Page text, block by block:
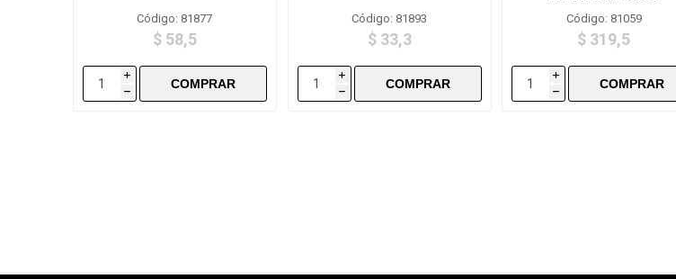
Código: 81877
$ 58,5
i
h
Código: 81893
$ 33,3
i
h
PR1-/P13
Código: 81059
$ 319,5
i
h